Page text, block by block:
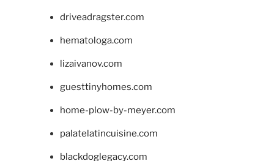
driveadragster.com
hematologa.com
lizaivanov.com
guesttinyhomes.com
home-plow-by-meyer.com
palatelatincuisine.com
blackdoglegacy.com